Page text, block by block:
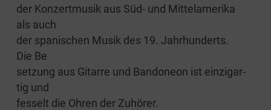
der Kon­zert­mu­sik aus Süd- und Mit­tel­ame­ri­ka
als auch
der spa­ni­schen Musik des 19. Jahr­hun­derts.
Die Be
set­zung aus Gitar­re und Ban­do­ne­on ist ein­zig­ar­
tig und
fes­selt die Ohren der Zuhörer.